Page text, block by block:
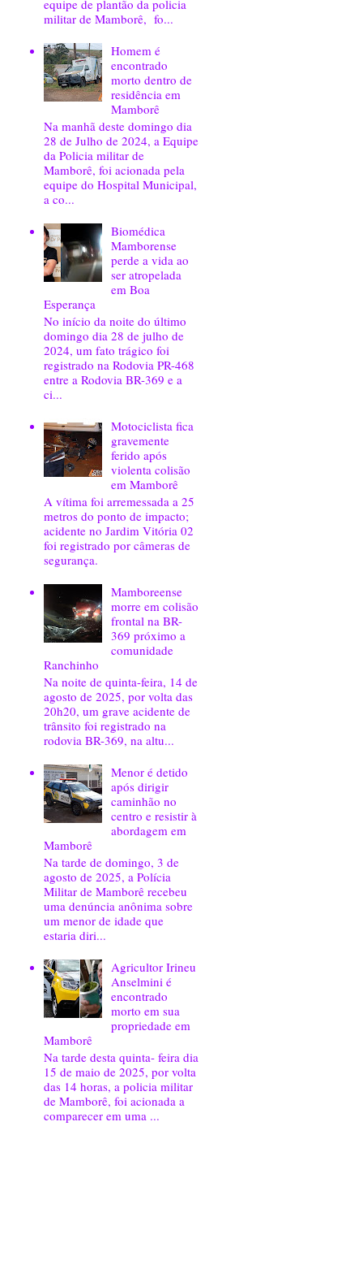
equipe de plantão da policia
militar de Mamborê, fo...
Homem é
encontrado
morto dentro de
residência em
Mamborê
Na manhã deste domingo dia
28 de Julho de 2024, a Equipe
da Policia militar de
Mamborê, foi acionada pela
equipe do Hospital Municipal,
a co...
Biomédica
Mamborense
perde a vida ao
ser atropelada
em Boa
Esperança
No início da noite do último
domingo dia 28 de julho de
2024, um fato trágico foi
registrado na Rodovia PR-468
entre a Rodovia BR-369 e a
ci...
Motociclista fica
gravemente
ferido após
violenta colisão
em Mamborê
A vítima foi arremessada a 25
metros do ponto de impacto;
acidente no Jardim Vitória 02
foi registrado por câmeras de
segurança.
Mamboreense
morre em colisão
frontal na BR-
369 próximo a
comunidade
Ranchinho
Na noite de quinta-feira, 14 de
agosto de 2025, por volta das
20h20, um grave acidente de
trânsito foi registrado na
rodovia BR-369, na altu...
Menor é detido
após dirigir
caminhão no
centro e resistir à
abordagem em
Mamborê
Na tarde de domingo, 3 de
agosto de 2025, a Polícia
Militar de Mamborê recebeu
uma denúncia anônima sobre
um menor de idade que
estaria diri...
Agricultor Irineu
Anselmini é
encontrado
morto em sua
propriedade em
Mamborê
Na tarde desta quinta- feira dia
15 de maio de 2025, por volta
das 14 horas, a policia militar
de Mamborê, foi acionada a
comparecer em uma ...